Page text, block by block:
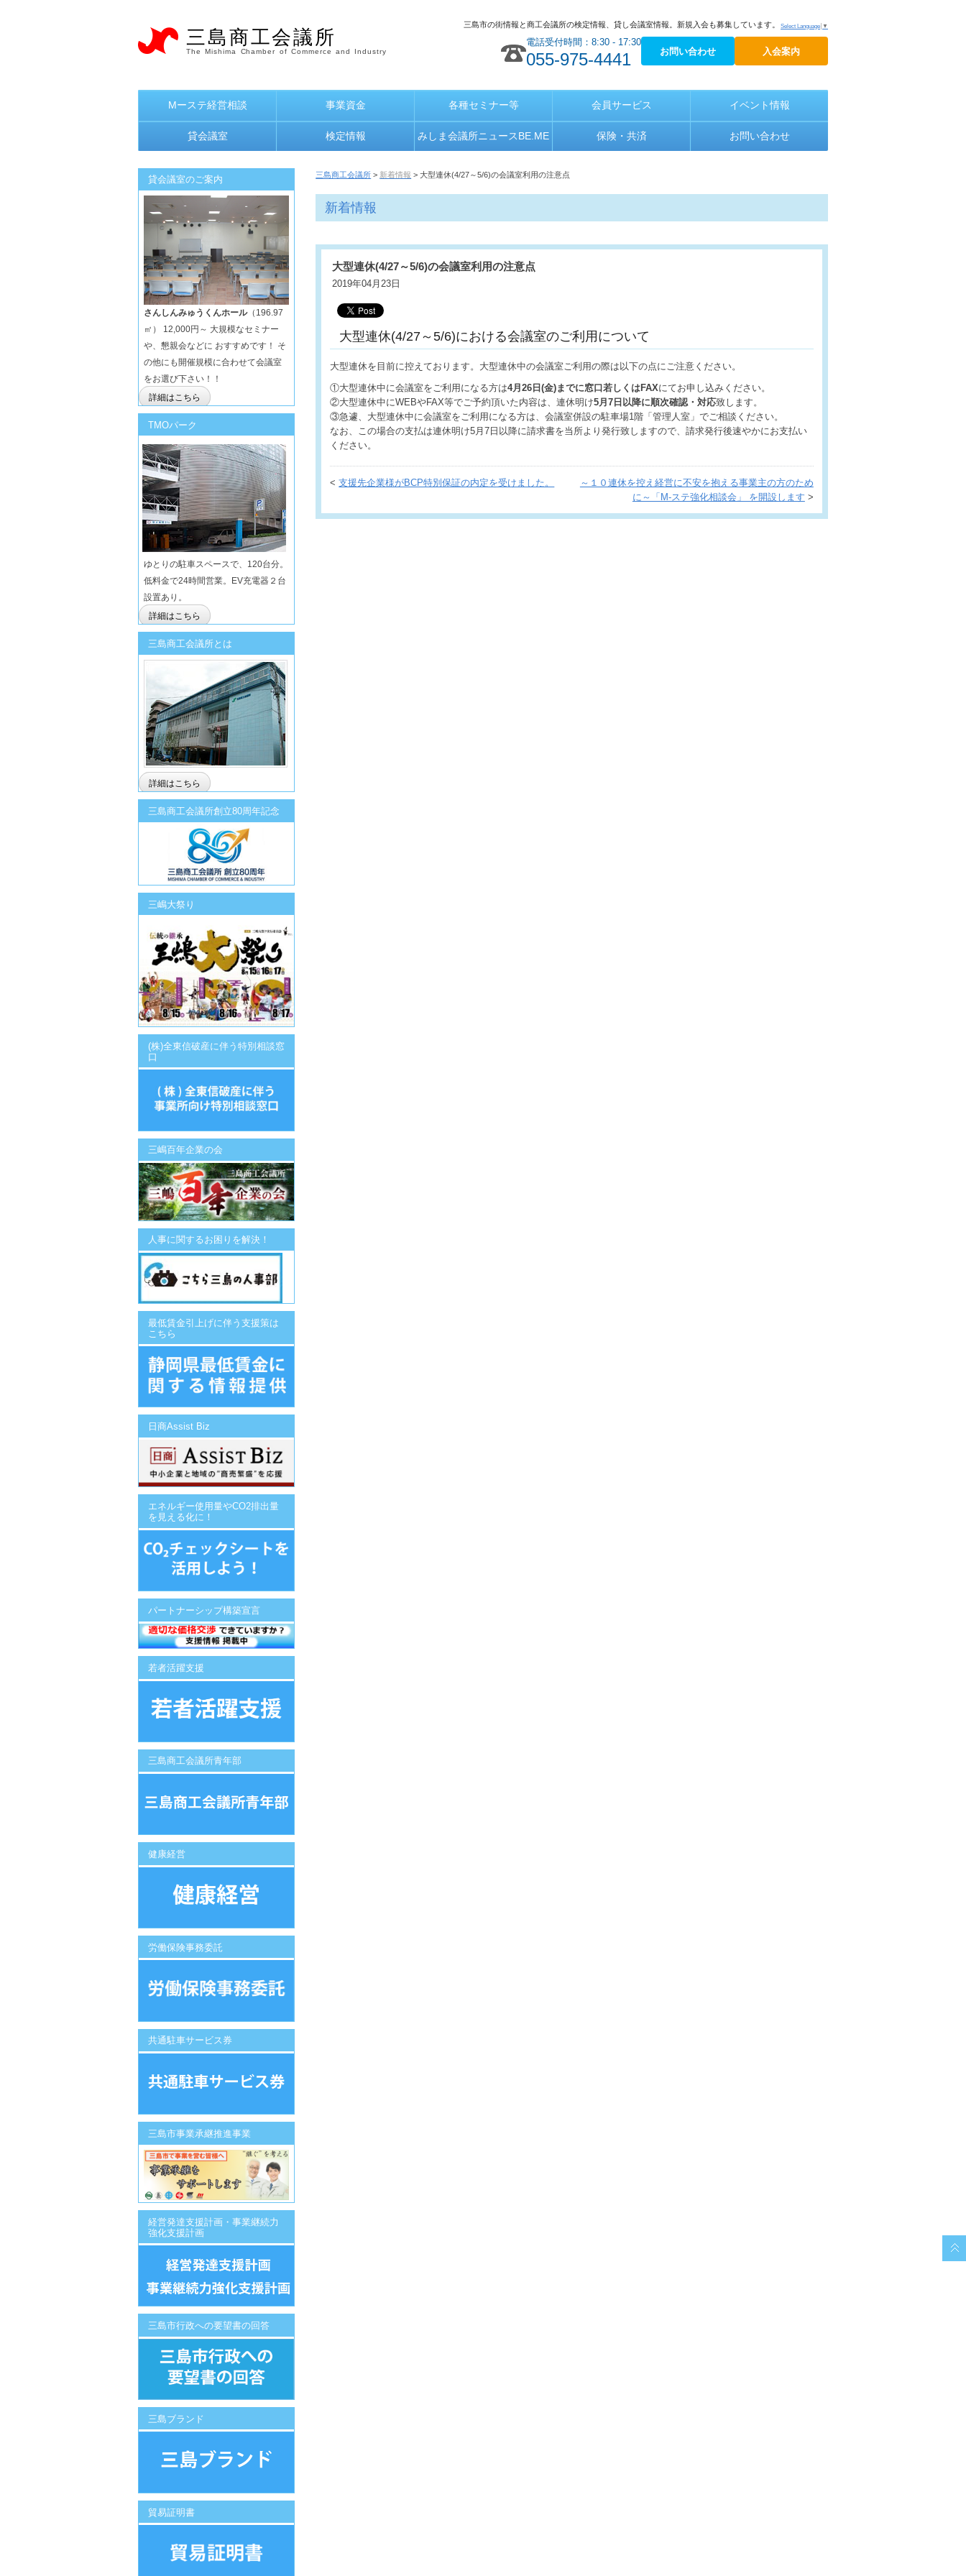
三島商工会議所
The Mishima Chamber of Commerce and Industry
Select Language ▼
三島市の街情報と商工会議所の検定情報、貸し会議室情報。新規入会も募集しています。
電話受付時間：8:30 - 17:30
055-975-4441 お問い合わせ 入会案内
Mーステ経営相談 事業資金 各種セミナー等 会員サービス イベント情報
貸会議室 検定情報 みしま会議所ニュースBE.ME 保険・共済 お問い合わせ
三島商工会議所 > 新着情報 > 大型連休(4/27～5/6)の会議室利用の注意点
新着情報
大型連休(4/27～5/6)の会議室利用の注意点
2019年04月23日
大型連休(4/27～5/6)における会議室のご利用について
大型連休を目前に控えております。大型連休中の会議室ご利用の際は以下の点にご注意ください。
①大型連休中に会議室をご利用になる方は4月26日(金)までに窓口若しくはFAXにてお申し込みください。
②大型連休中にWEBやFAX等でご予約頂いた内容は、連休明け5月7日以降に順次確認・対応致します。
③急遽、大型連休中に会議室をご利用になる方は、会議室併設の駐車場1階「管理人室」でご相談ください。
なお、この場合の支払は連休明け5月7日以降に請求書を当所より発行致しますので、請求発行後速やかにお支払い
ください。
<支援先企業様がBCP特別保証の内定を受けました。
～１０連休を控え経営に不安を抱える事業主の方のため
に～「M-ステ強化相談会」 を開設します >
貸会議室のご案内
さんしんみゅうくんホール（196.97
㎡） 12,000円～ 大規模なセミナー
や、懇親会などに おすすめです！ そ
の他にも開催規模に合わせて会議室
をお選び下さい！！
詳細はこちら
TMOパーク
ゆとりの駐車スペースで、120台分。
低料金で24時間営業。EV充電器２台
設置あり。
詳細はこちら
三島商工会議所とは
詳細はこちら
三島商工会議所創立80周年記念
三嶋大祭り
(株)全東信破産に伴う特別相談窓
口
三嶋百年企業の会
人事に関するお困りを解決！
最低賃金引上げに伴う支援策は
こちら
日商Assist Biz
エネルギー使用量やCO2排出量
を見える化に！
パートナーシップ構築宣言
若者活躍支援
三島商工会議所青年部
健康経営
労働保険事務委託
共通駐車サービス券
三島市事業承継推進事業
経営発達支援計画・事業継続力
強化支援計画
三島市行政への要望書の回答
三島ブランド
貿易証明書